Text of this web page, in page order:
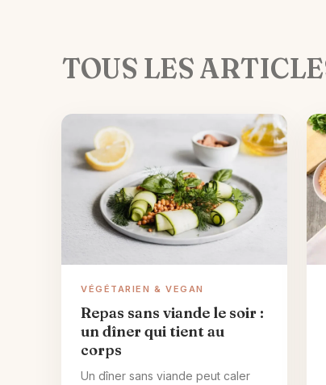
TOUS LES
VÉGÉTARIEN & VEGAN
Repas sans viande le soir :
un dîner qui tient au
corps
Un dîner sans viande peut caler